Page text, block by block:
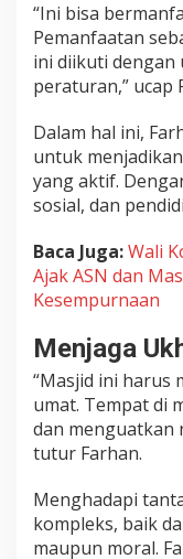
“Ini bisa
Pemanfaatan
ini diikuti dengan
peraturan,” ucap
Dalam hal ini,
untuk
yang aktif.
sosial, dan
Baca Juga:Wali
Ajak ASN dan
Kesempurnaan
Menjaga
“Masjid ini harus
umat. Tempat di
dan menguatkan
tutur Farhan.
Menghadapi
kompleks, baik
maupun moral.